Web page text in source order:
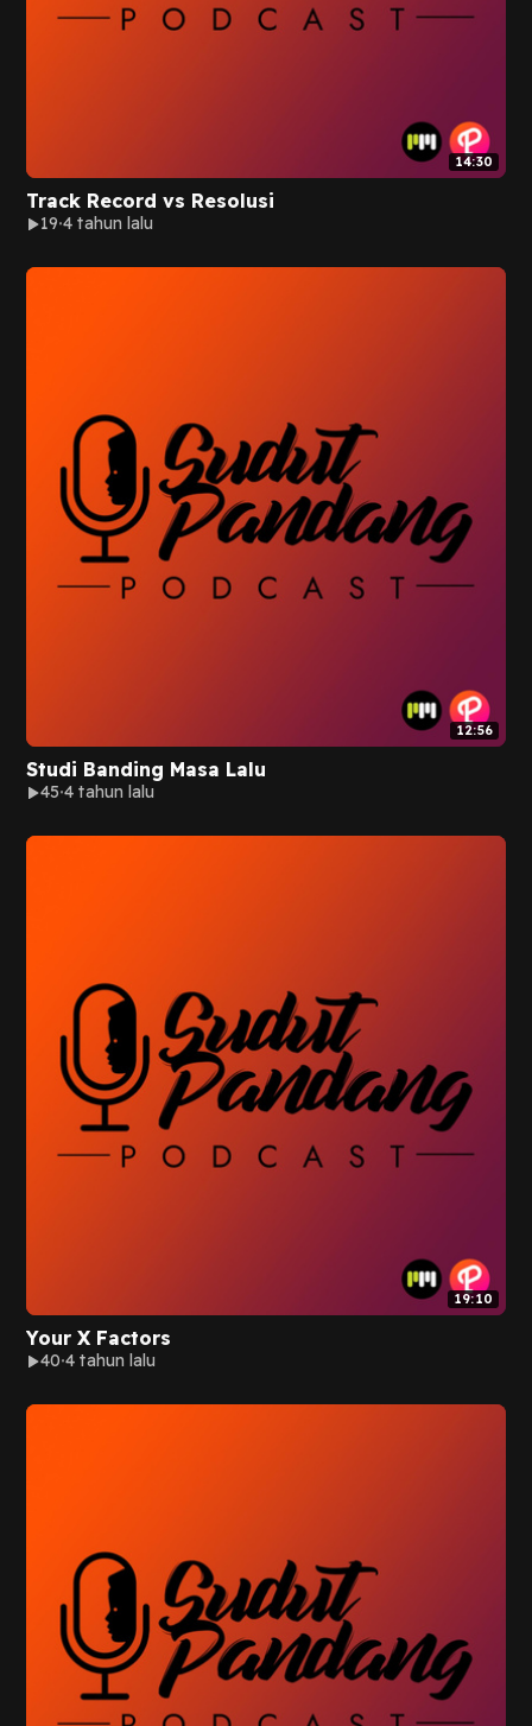
14:30
Track Record vs Resolusi
19 4 tahun lalu
12:56
Studi Banding Masa Lalu
45 4 tahun lalu
19:10
Your X Factors
40 4 tahun lalu